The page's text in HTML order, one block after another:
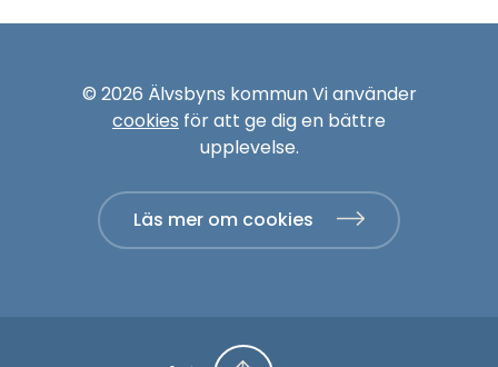
© 2026 Älvsbyns kommun Vi använder
cookies för att ge dig en bättre
upplevelse.
Läs mer om cookies